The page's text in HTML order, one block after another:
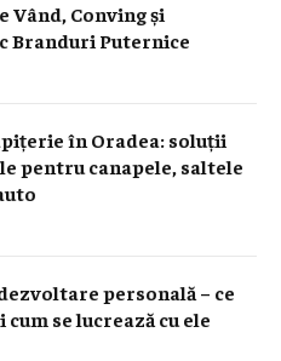
Vând, Conving și
Branduri Puternice
în Oradea: soluții
pentru canapele, saltele
personală – ce
cum se lucrează cu ele